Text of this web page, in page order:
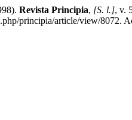
Revista Principia, [S. l.], v.
principia/article/view/8072.